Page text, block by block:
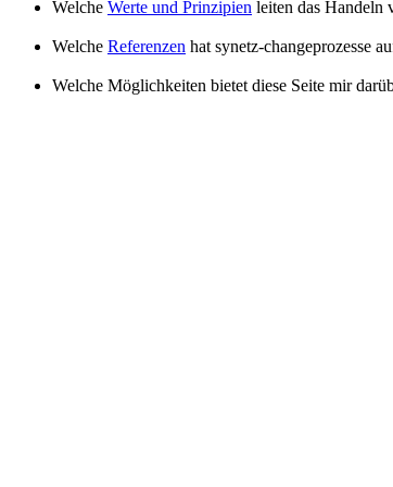
Welche Werte und Prinzipien leiten das Handeln
Welche Referenzen hat synetz-changeprozesse
Welche Möglichkeiten bietet diese Seite mir